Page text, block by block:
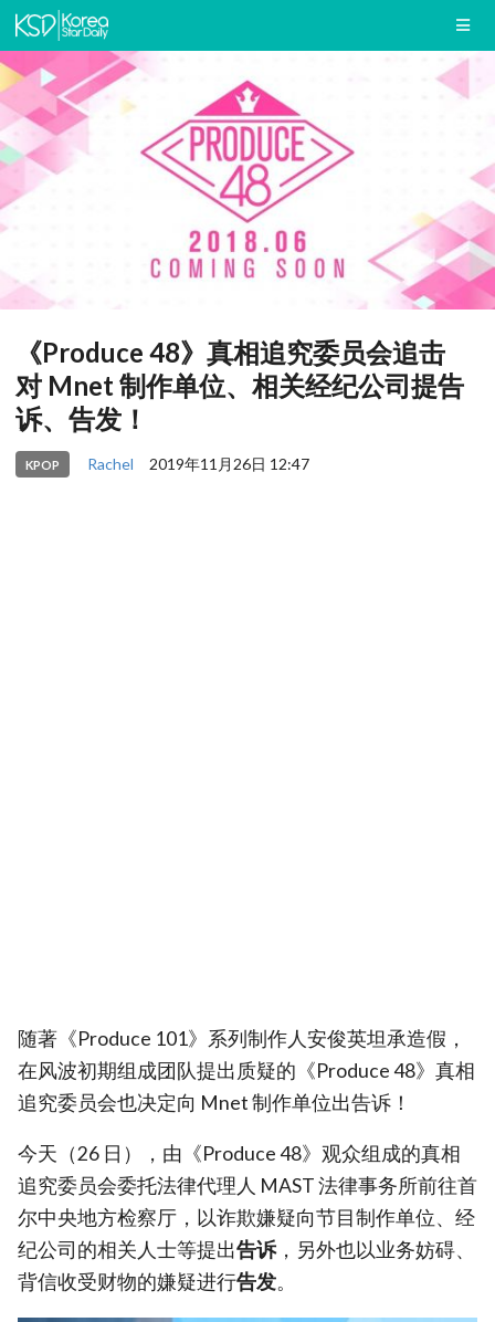
《Produce 48》真相追究委员会追击
对 Mnet 制作单位、相关经纪公司提告
诉、告发！
KPOP Rachel 2019年11月26日 12:47
随著《Produce 101》系列制作人安俊英坦承造假，
在风波初期组成团队提出质疑的《Produce 48》真相
追究委员会也决定向 Mnet 制作单位出告诉！
今天（26 日），由《Produce 48》观众组成的真相
追究委员会委托法律代理人 MAST 法律事务所前往首
尔中央地方检察厅，以诈欺嫌疑向节目制作单位、经
纪公司的相关人士等提出告诉，另外也以业务妨碍、
背信收受财物的嫌疑进行告发。